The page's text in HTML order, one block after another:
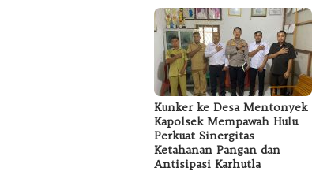
Kunker ke Desa Mentonyek
Kapolsek Mempawah Hulu
Perkuat Sinergitas
Ketahanan Pangan dan
Antisipasi Karhutla